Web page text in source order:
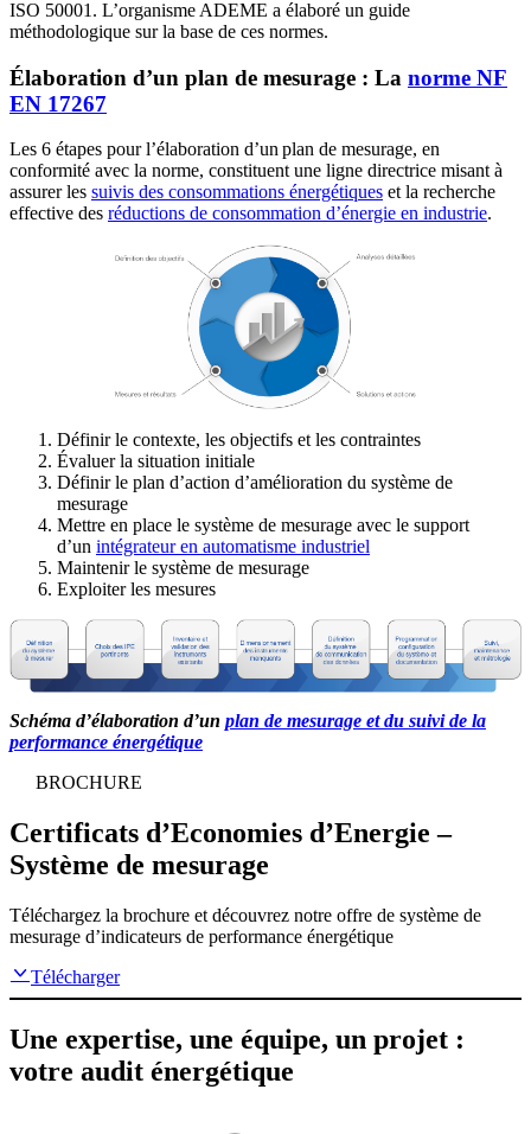
ISO 50001. L’organisme ADEME a élaboré un guide
méthodologique sur la base de ces normes.
Élaboration d’un plan de mesurage : La norme NF
EN 17267
Les 6 étapes pour l’élaboration d’un plan de mesurage, en
conformité avec la norme, constituent une ligne directrice misant à
assurer les suivis des consommations énergétiques et la recherche
effective des réductions de consommation d’énergie en industrie.
Définir le contexte, les objectifs et les contraintes
Évaluer la situation initiale
Définir le plan d’action d’amélioration du système de
mesurage
Mettre en place le système de mesurage avec le support
d’un intégrateur en automatisme industriel
Maintenir le système de mesurage
Exploiter les mesures
Schéma d’élaboration d’un plan de mesurage et du suivi de la
performance énergétique
BROCHURE
Certificats d’Economies d’Energie –
Système de mesurage
Téléchargez la brochure et découvrez notre offre de système de
mesurage d’indicateurs de performance énergétique
Télécharger
Une expertise, une équipe, un projet :
votre audit énergétique